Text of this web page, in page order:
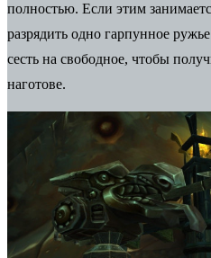
полностью. Если этим
разрядить одно гарпунное
сесть на свободное, чтобы
наготове.